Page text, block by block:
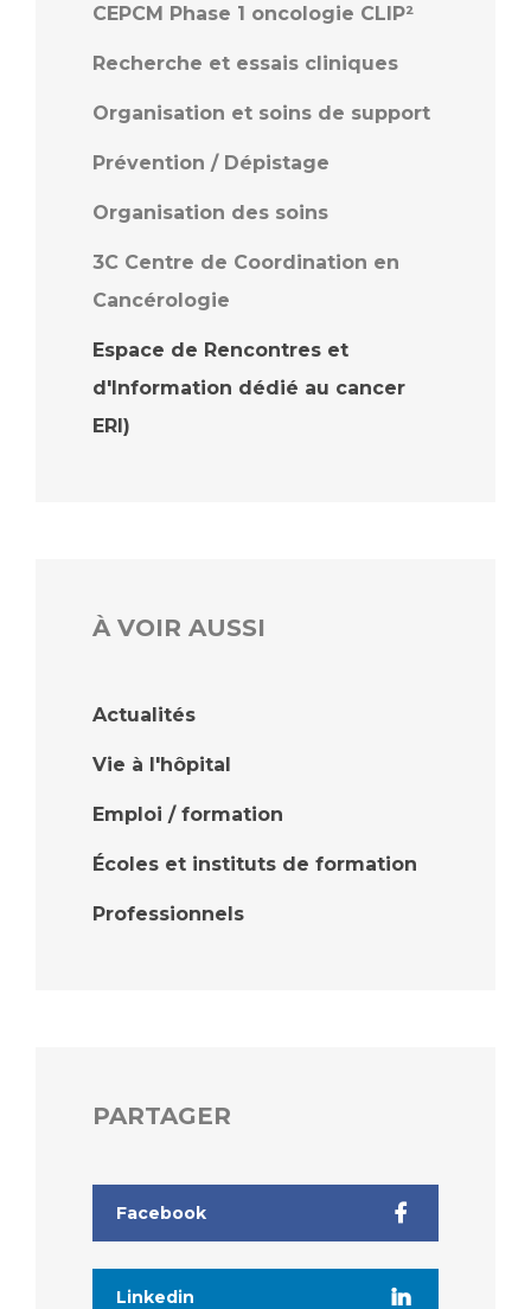
CEPCM Phase 1 oncologie CLIP²
Recherche et essais cliniques
Organisation et soins de support
Prévention / Dépistage
Organisation des soins
3C Centre de Coordination en
Cancérologie
Espace de Rencontres et
d'Information dédié au cancer
ERI)
À VOIR AUSSI
Actualités
Vie à l'hôpital
Emploi / formation
Écoles et instituts de formation
Professionnels
PARTAGER
Facebook
Linkedin